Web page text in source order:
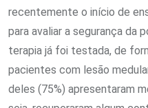
recentemente o início de
para avaliar a segurança da
terapia já foi testada, de
pacientes com lesão
deles (75%) apresentaram